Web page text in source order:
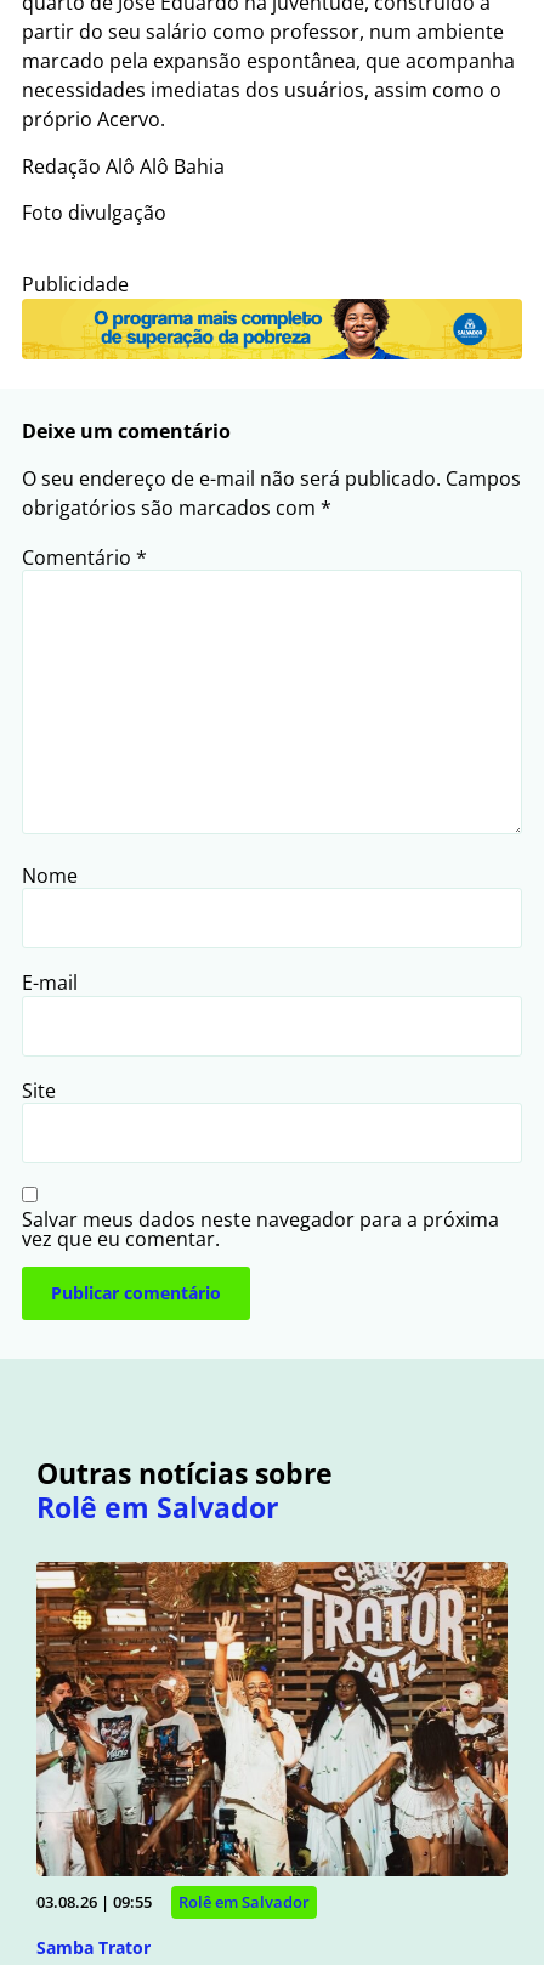
partir do seu salário como professor, num ambiente
marcado pela expansão espontânea, que acompanha
necessidades imediatas dos usuários, assim como o
próprio Acervo.
Redação Alô Alô Bahia
Foto divulgação
Publicidade
Deixe um comentário
O seu endereço de e-mail não será publicado. Campos
obrigatórios são marcados com *
Comentário *
Nome
E-mail
Site
Salvar meus dados neste navegador para a próxima
vez que eu comentar.
Outras notícias sobre
Rolê em Salvador
03.08.26 | 09:55 Rolê em Salvador
Samba Trator